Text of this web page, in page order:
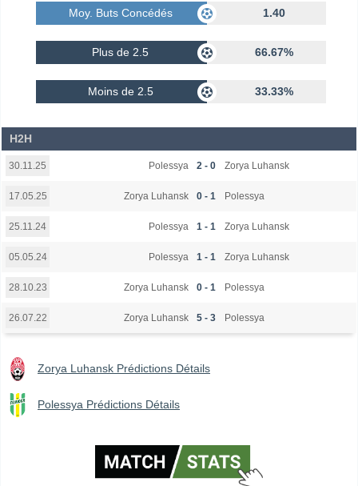
Moy. Buts Concédés 1.40
Plus de 2.5 66.67%
Moins de 2.5 33.33%
H2H
30.11.25 Polessya 2 - 0 Zorya Luhansk
17.05.25 Zorya Luhansk 0 - 1 Polessya
25.11.24 Polessya 1 - 1 Zorya Luhansk
05.05.24 Polessya 1 - 1 Zorya Luhansk
28.10.23 Zorya Luhansk 0 - 1 Polessya
26.07.22 Zorya Luhansk 5 - 3 Polessya
Zorya Luhansk Prédictions Détails
Polessya Prédictions Détails